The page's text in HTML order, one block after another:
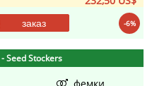
-6%
заказ
- Seed Stockers